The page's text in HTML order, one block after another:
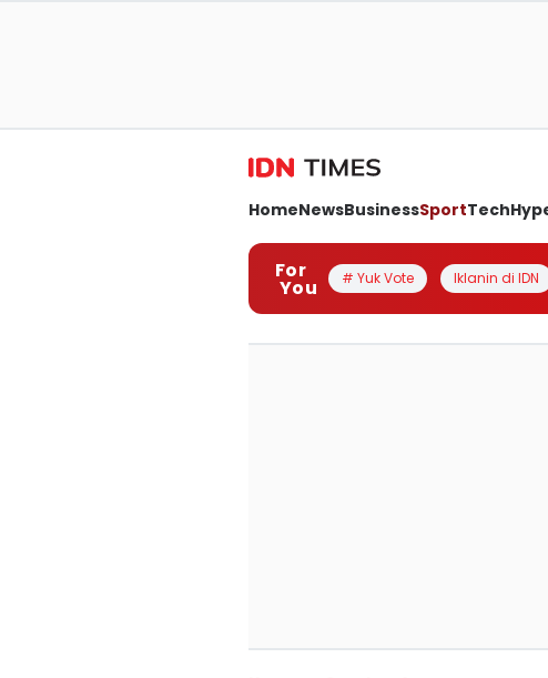
HomeNewsBusinessSportTech
For
You # Yuk Vote Iklanin di IDN